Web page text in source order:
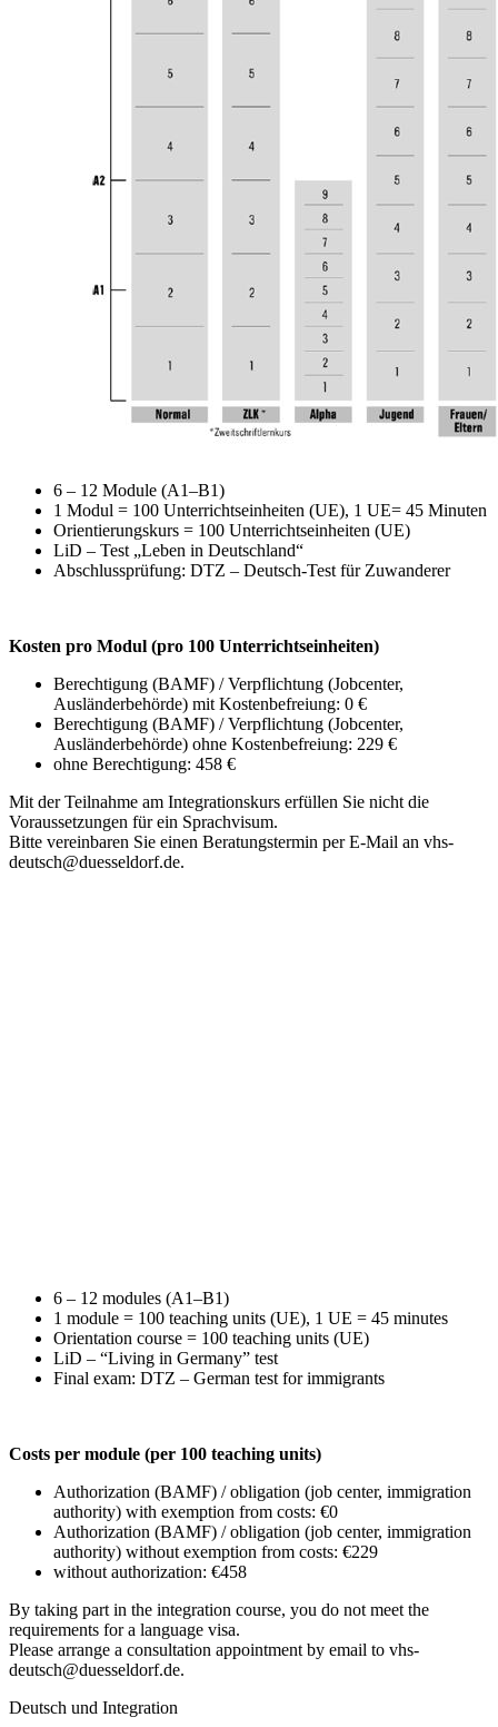
6 – 12 Module (A1–B1)
1 Modul = 100 Unterrichtseinheiten (UE), 1 UE= 45 Minuten
Orientierungskurs = 100 Unterrichtseinheiten (UE)
LiD – Test „Leben in Deutschland“
Abschlussprüfung: DTZ – Deutsch-Test für Zuwanderer
Kosten pro Modul (pro 100 Unterrichtseinheiten)
Berechtigung (BAMF) / Verpflichtung (Jobcenter,
Ausländerbehörde) mit Kostenbefreiung: 0 €
Berechtigung (BAMF) / Verpflichtung (Jobcenter,
Ausländerbehörde) ohne Kostenbefreiung: 229 €
ohne Berechtigung: 458 €
Mit der Teilnahme am Integrationskurs erfüllen Sie nicht die
Voraussetzungen für ein Sprachvisum.
Bitte vereinbaren Sie einen Beratungstermin per E-Mail an vhs-
deutsch@duesseldorf.de.
6 – 12 modules (A1–B1)
1 module = 100 teaching units (UE), 1 UE = 45 minutes
Orientation course = 100 teaching units (UE)
LiD – “Living in Germany” test
Final exam: DTZ – German test for immigrants
Costs per module (per 100 teaching units)
Authorization (BAMF) / obligation (job center, immigration
authority) with exemption from costs: €0
Authorization (BAMF) / obligation (job center, immigration
authority) without exemption from costs: €229
without authorization: €458
By taking part in the integration course, you do not meet the
requirements for a language visa.
Please arrange a consultation appointment by email to vhs-
deutsch@duesseldorf.de.
Deutsch und Integration